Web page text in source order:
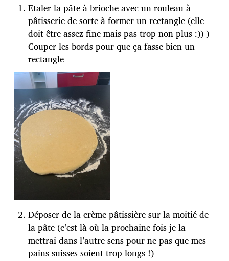
Etaler la pâte à brioche avec un rouleau à
pâtisserie de sorte à former un rectangle (elle
doit être assez fine mais pas trop non plus :)) )
Couper les bords pour que ça fasse bien un
rectangle
Déposer de la crème pâtissière sur la moitié de
la pâte (c’est là où la prochaine fois je la
mettrai dans l’autre sens pour ne pas que mes
pains suisses soient trop longs !)